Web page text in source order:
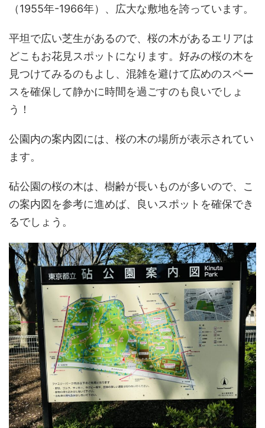
（1955年-1966年）、広大な敷地を誇っています。
平坦で広い芝生があるので、桜の木があるエリアは
どこもお花見スポットになります。好みの桜の木を
見つけてみるのもよし、混雑を避けて広めのスペー
スを確保して静かに時間を過ごすのも良いでしょ
う！
公園内の案内図には、桜の木の場所が表示されてい
ます。
砧公園の桜の木は、樹齢が長いものが多いので、こ
の案内図を参考に進めば、良いスポットを確保でき
るでしょう。